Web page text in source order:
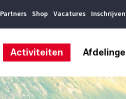
Partners Shop Vacatures
Activiteiten